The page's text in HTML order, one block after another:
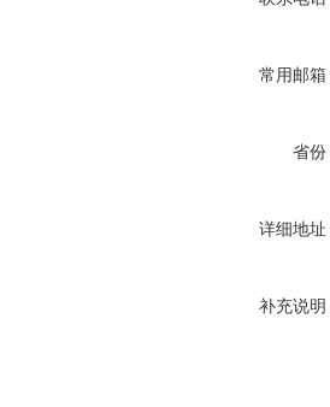
常用邮箱
省份
详细地址
补充说明